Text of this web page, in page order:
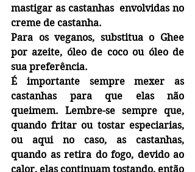
mastigar as castanhas  envolvidas no
creme de castanha.
Para os veganos, substitua o Ghee
por azeite, óleo de coco ou óleo de
sua preferência.
É importante sempre mexer as
castanhas para que elas não
queimem. Lembre-se sempre que,
quando fritar ou tostar especiarias,
ou aqui no caso, as castanhas,
quando as retira do fogo, devido ao
calor, elas continuam tostando, então